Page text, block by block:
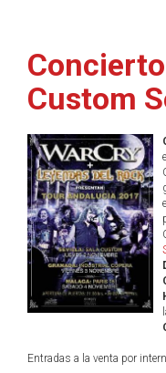
Custom
Entradas a la venta por